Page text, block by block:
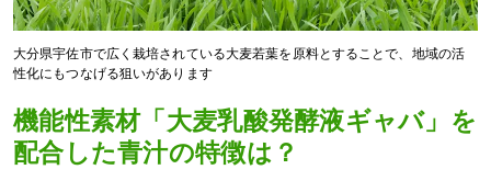
大分県宇佐市で広く栽培されている大麦若葉を原料とすることで、地域の活
性化にもつなげる狙いがあります
機能性素材「大麦乳酸発酵液ギャバ」を
配合した青汁の特徴は？